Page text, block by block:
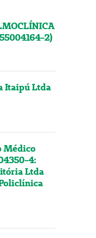
2)
Itaipú Ltda
Médico
4:
Ltda